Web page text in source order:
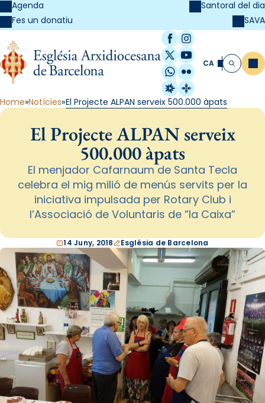
Agenda
Fes un donatiu
Santoral del dia
SAVA
Facebook
Instagram
X / Twitter
YouTube
WhatsApp
Flickr
Radio Estel
Catalunya
CA Cerca
Home Notícies El Projecte ALPAN serveix 500.000 àpats
El Projecte ALPAN serveix
500.000 àpats
El menjador Cafarnaum de Santa Tecla
celebra el mig milió de menús servits per la
iniciativa impulsada per Rotary Club i
l’Associació de Voluntaris de ”la Caixa”
14 Juny, 2018 Església de Barcelona